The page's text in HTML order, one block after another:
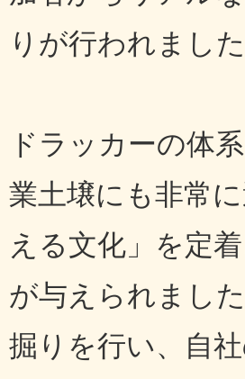
りが行われました
ドラッカーの体
業土壌にも非常
える文化」を定
が与えられまし
掘りを行い、自